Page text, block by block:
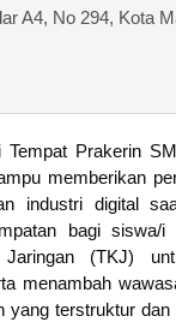
A4, No 294, Kota
Tempat Prakerin
memberikan
industri digital
bagi siswa/i
(TKJ)
menambah
yang terstruktur dan